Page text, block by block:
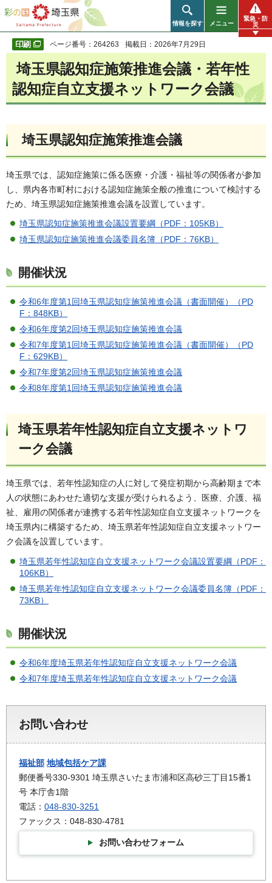
彩の国 埼玉県
情報を探す メニュー
緊急・防
災
ページ番号：264263 掲載日：2026年7月29日
埼玉県認知症施策推進会議・若年性
認知症自立支援ネットワーク会議
埼玉県認知症施策推進会議
埼玉県では、認知症施策に係る医療・介護・福祉等の関係者が参加
し、県内各市町村における認知症施策全般の推進について検討する
ため、埼玉県認知症施策推進会議を設置しています。
埼玉県認知症施策推進会議設置要綱（PDF：105KB）
埼玉県認知症施策推進会議委員名簿（PDF：76KB）
開催状況
令和6年度第1回埼玉県認知症施策推進会議（書面開催）（PD
F：848KB）
令和6年度第2回埼玉県認知症施策推進会議
令和7年度第1回埼玉県認知症施策推進会議（書面開催）（PD
F：629KB）
令和7年度第2回埼玉県認知症施策推進会議
令和8年度第1回埼玉県認知症施策推進会議
埼玉県若年性認知症自立支援ネットワ
ーク会議
埼玉県では、若年性認知症の人に対して発症初期から高齢期まで本
人の状態にあわせた適切な支援が受けられるよう、医療、介護、福
祉、雇用の関係者が連携する若年性認知症自立支援ネットワークを
埼玉県内に構築するため、埼玉県若年性認知症自立支援ネットワー
ク会議を設置しています。
埼玉県若年性認知症自立支援ネットワーク会議設置要綱（PDF：
106KB）
埼玉県若年性認知症自立支援ネットワーク会議委員名簿（PDF：
73KB）
開催状況
令和6年度埼玉県若年性認知症自立支援ネットワーク会議
令和7年度埼玉県若年性認知症自立支援ネットワーク会議
お問い合わせ
福祉部 地域包括ケア課
郵便番号330-9301 埼玉県さいたま市浦和区高砂三丁目15番1
号 本庁舎1階
電話： 048-830-3251
ファックス：048-830-4781
お問い合わせフォーム